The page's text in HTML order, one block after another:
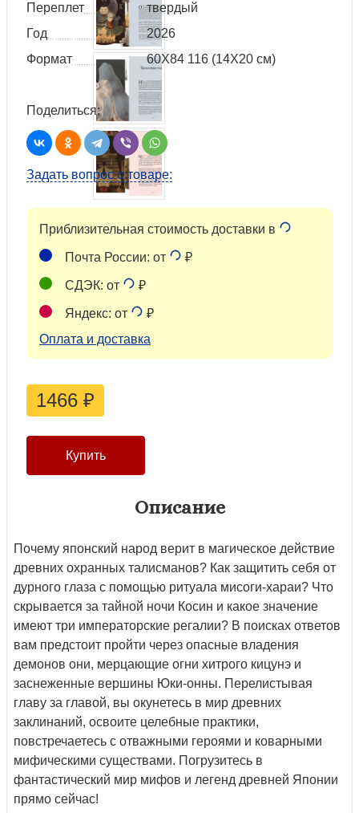
Переплет
твердый
Год
2026
Формат
60Х84 116 (14Х20 см)
Поделиться:
Задать вопрос о товаре:
Приблизительная стоимость доставки в
Почта России: от ₽
СДЭК: от ₽
Яндекс: от
₽
Оплата и доставка
1466 ₽
Описание
Почему японский народ верит в магическое действие
древних охранных талисманов? Как защитить себя от
дурного глаза с помощью ритуала мисоги-хараи? Что
скрывается за тайной ночи Косин и какое значение
имеют три императорские регалии? В поисках ответов
вам предстоит пройти через опасные владения
демонов они, мерцающие огни хитрого кицунэ и
заснеженные вершины Юки-онны. Перелистывая
главу за главой, вы окунетесь в мир древних
заклинаний, освоите целебные практики,
повстречаетесь с отважными героями и коварными
мифическими существами. Погрузитесь в
фантастический мир мифов и легенд древней Японии
прямо сейчас!